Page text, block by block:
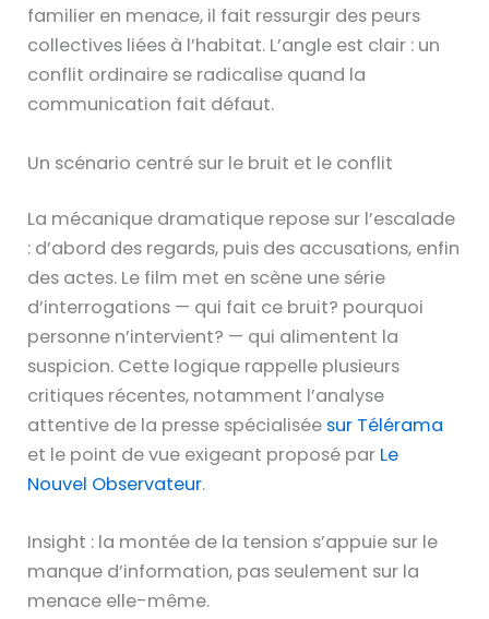
familier en menace, il fait ressurgir des peurs
collectives liées à l’habitat. L’angle est clair : un
conflit ordinaire se radicalise quand la
communication fait défaut.
Un scénario centré sur le bruit et le conflit
La mécanique dramatique repose sur l’escalade
: d’abord des regards, puis des accusations, enfin
des actes. Le film met en scène une série
d’interrogations — qui fait ce bruit? pourquoi
personne n’intervient? — qui alimentent la
suspicion. Cette logique rappelle plusieurs
critiques récentes, notamment l’analyse
attentive de la presse spécialisée sur Télérama
et le point de vue exigeant proposé par Le
Nouvel Observateur.
Insight : la montée de la tension s’appuie sur le
manque d’information, pas seulement sur la
menace elle-même.